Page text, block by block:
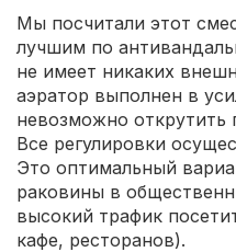
Мы посчитали этот
лучшим по
не имеет никаких
аэратор выполнен в
невозможно
Все регулировки
Это оптимальный
раковины в
высокий трафик
кафе, ресторанов).